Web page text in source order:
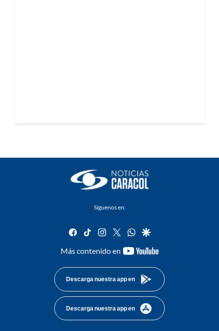
Síguenos en:
facebook
tiktok instagram
twitterwhatsapp
google
Más contenido en
youtube-
Descarga nuestra app en
Descarga nuestra app en